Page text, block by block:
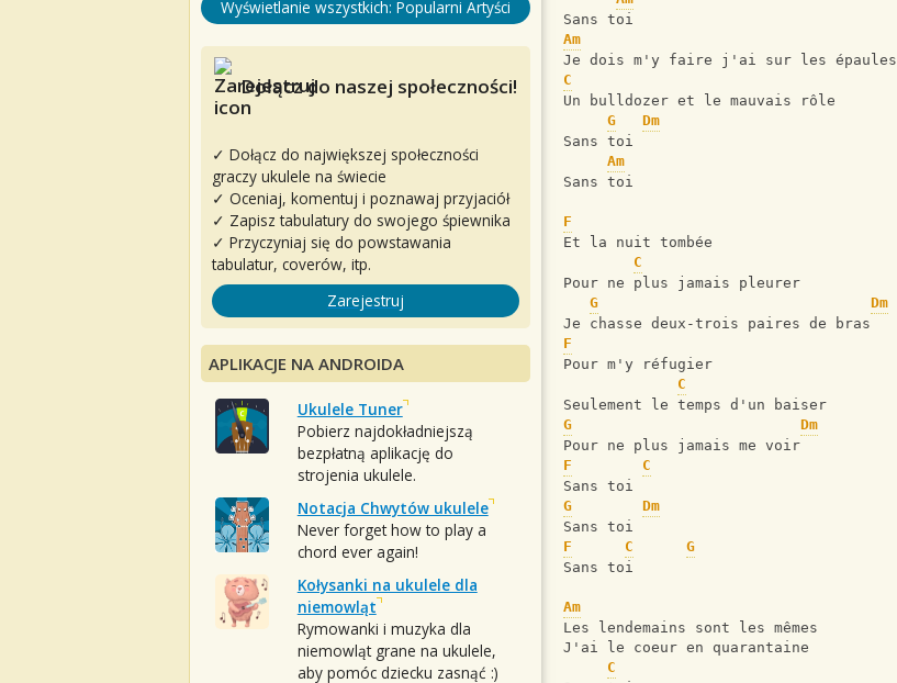
Sans toi
Am
Je dois m'y faire j'ai sur les épaules
C
Un bulldozer et le mauvais rôle
G
Dm
Sans toi
Am
Sans toi
F
Et la nuit tombée
C
Pour ne plus jamais pleurer
G
Dm
Je chasse deux-trois paires de bras
F
Pour m'y réfugier
C
Seulement le temps d'un baiser
G
Dm
Pour ne plus jamais me voir
F
C
Sans toi
G
Dm
Sans toi
F
C
G
Sans toi
Am
Les lendemains sont les mêmes
J'ai le coeur en quarantaine
C
Wyświetlanie wszystkich: Popularni Artyści
Dołącz do naszej społeczności!
✓ Dołącz do największej społeczności
graczy ukulele na świecie
✓ Oceniaj, komentuj i poznawaj przyjaciół
✓ Zapisz tabulatury do swojego śpiewnika
✓ Przyczyniaj się do powstawania
tabulatur, coverów, itp.
Zarejestruj
APLIKACJE NA ANDROIDA
Ukulele Tuner
Pobierz najdokładniejszą
bezpłatną aplikację do
strojenia ukulele.
Notacja Chwytów ukulele
Never forget how to play a
chord ever again!
Kołysanki na ukulele dla
niemowląt
Rymowanki i muzyka dla
niemowląt grane na ukulele,
aby pomóc dziecku zasnąć :)